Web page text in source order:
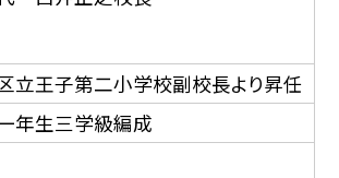
立王子第二小学校副校長より昇任
年生三学級編成